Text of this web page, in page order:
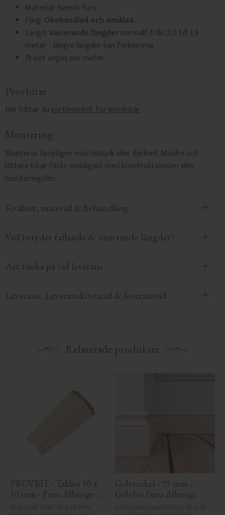
Material: Svensk furu.
Färg: Obehandlad och omålad.
Längd: Varierande längdernormalt från 2,0 till 3,9
meter - längre längder kan förkomma.
Priset anges per meter.
Provbitar
Här hittar dusortimentet för provbitar
Montering
Monteras lämpligen med listspik eller dyckert. Mindre och
lättare bitar fästs smidigast med konstruktionslim eller
monteringslim.
Kvalitet, material & behandling
Vad betyder fallande & varierande längder?
Att tänka på vid leverans
Leverans, Leveranskostnad & leveranstid
Relaterade produkter
PROVBIT - Taklist 50 x
50 mm - Furu Allmoge -
Golvsockel - 95 mm -
Golvlist Furu Allmoge -